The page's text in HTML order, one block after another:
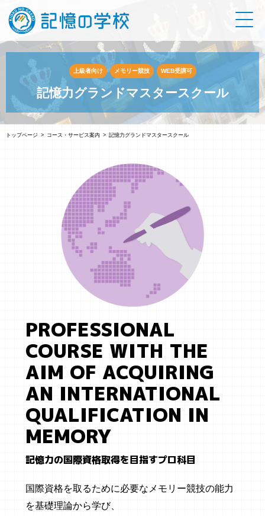
上級者向け メモリー競技 WEB受講可
記憶力グランドマスタースクール
トップページ コース・サービス案内 記憶力グランドマスタースクール
PROFESSIONAL
COURSE WITH THE
AIM OF ACQUIRING
AN INTERNATIONAL
QUALIFICATION IN
MEMORY
記憶力の国際資格取得を目指すプロ科目
国際資格を取るために必要なメモリー競技の能力
を基礎理論から学び、